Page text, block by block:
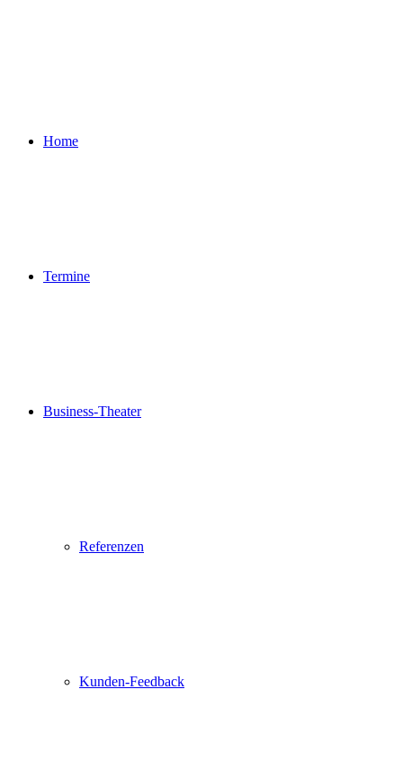
Home
Termine
Business-Theater
Referenzen
Kunden-Feedback